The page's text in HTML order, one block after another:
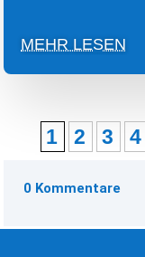
MEHR LESEN
1
2 3 4
0 Kommentare